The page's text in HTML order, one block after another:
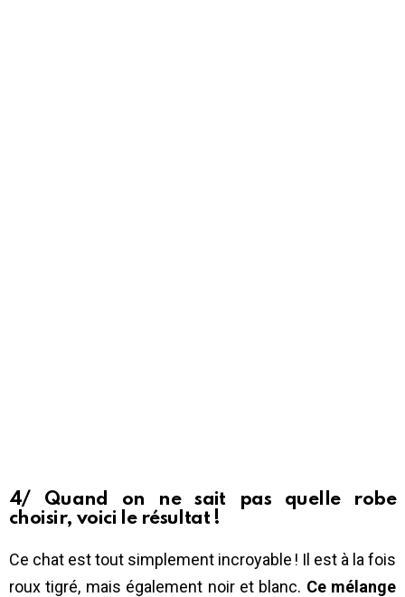
4/ Quand on ne sait pas quelle robe
choisir, voici le résultat !
Ce chat est tout simplement incroyable ! Il est à la fois
roux tigré, mais également noir et blanc. Ce mélange